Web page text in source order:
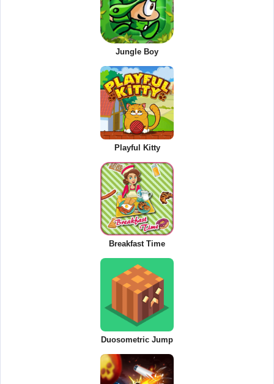
Jungle Boy
Playful Kitty
Breakfast Time
Duosometric Jump